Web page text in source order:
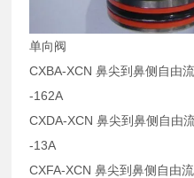
单向阀
CXBA-XCN 鼻尖到鼻侧自由
-162A
CXDA-XCN 鼻尖到鼻侧自由
-13A
CXFA-XCN 鼻尖到鼻侧自由